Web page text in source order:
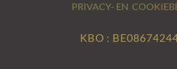
PRIVACY- EN
KBO :